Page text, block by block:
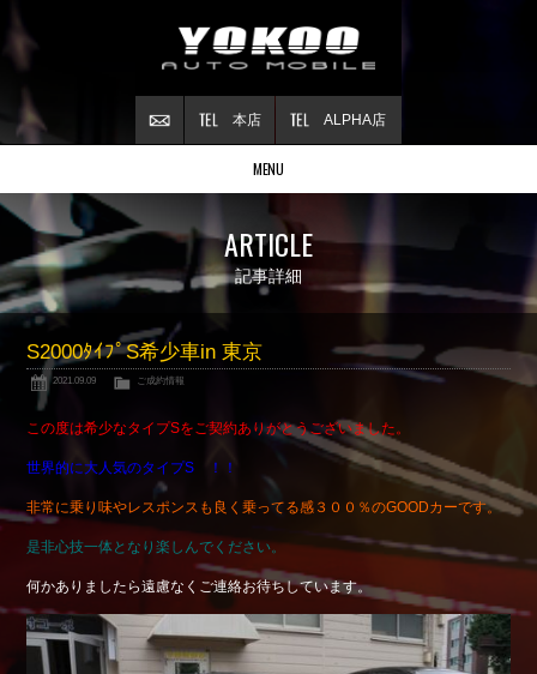
ALPHA店
本店
MENU
Stock list
在庫情報
Contract
ご成約情報
About NSX
NSXについて
Reflesh Plan
Trade in
買取査定
Blog
Shop info.
店舗紹介
Company
会社概要
ARTICLE
記事詳細
S2000ﾀｲﾌﾟS希少車in 東京
2021.09.09 ご成約情報
この度は希少なタイプSをご契約ありがとうございました。
世界的に大人気のタイプS ！！
非常に乗り味やレスポンスも良く乗ってる感３００％のGOODカーです。
是非心技一体となり楽しんでください。
何かありましたら遠慮なくご連絡お待ちしています。